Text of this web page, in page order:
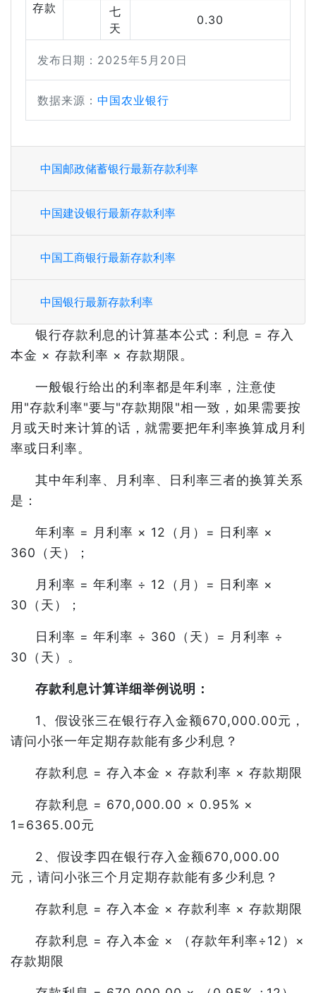
存款
七
天
0.30
发布日期：2025年5月20日
数据来源： 中国农业银行
中国邮政储蓄银行最新存款利率
中国建设银行最新存款利率
中国工商银行最新存款利率
中国银行最新存款利率
银行存款利息的计算基本公式：利息 = 存入
本金 × 存款利率 × 存款期限。
一般银行给出的利率都是年利率，注意使
用"存款利率"要与"存款期限"相一致，如果需要按
月或天时来计算的话，就需要把年利率换算成月利
率或日利率。
其中年利率、月利率、日利率三者的换算关系
是：
年利率 = 月利率 × 12（月）= 日利率 ×
360（天）；
月利率 = 年利率 ÷ 12（月）= 日利率 ×
30（天）；
日利率 = 年利率 ÷ 360（天）= 月利率 ÷
30（天）。
存款利息计算详细举例说明：
1、假设张三在银行存入金额670,000.00元，
请问小张一年定期存款能有多少利息？
存款利息 = 存入本金 × 存款利率 × 存款期限
存款利息 = 670,000.00 × 0.95% ×
1=6365.00元
2、假设李四在银行存入金额670,000.00
元，请问小张三个月定期存款能有多少利息？
存款利息 = 存入本金 × 存款利率 × 存款期限
存款利息 = 存入本金 × （存款年利率÷12）×
存款期限